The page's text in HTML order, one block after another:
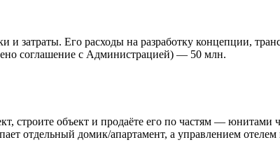
затраты. Его расходы на разработку концепции,
соглашение с Администрацией) — 50 млн.
строите объект и продаёте его по частям — юнитами
отдельный домик/апартамент, а управлением отелем